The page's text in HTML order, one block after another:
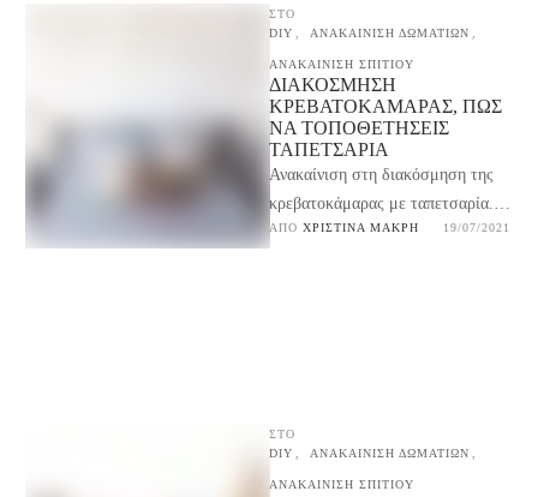
ΣΤΟ
DIY
ΑΝΑΚΑΙΝΙΣΗ ΔΩΜΑΤΙΩΝ
ΑΝΑΚΑΙΝΙΣΗ ΣΠΙΤΙΟΥ
ΔΙΑΚΌΣΜΗΣΗ
ΚΡΕΒΑΤΟΚΆΜΑΡΑΣ, ΠΩΣ
ΝΑ ΤΟΠΟΘΕΤΉΣΕΙΣ
ΤΑΠΕΤΣΑΡΊΑ
Ανακαίνιση στη διακόσμηση της
κρεβατοκάμαρας με ταπετσαρία.
Εργαλεία και οδηγίες βήμα-βήμα
ΑΠΌ ΧΡΙΣΤΊΝΑ ΜΑΚΡΉ 19/07/2021
ΣΤΟ
DIY
ΑΝΑΚΑΙΝΙΣΗ ΔΩΜΑΤΙΩΝ
ΑΝΑΚΑΙΝΙΣΗ ΣΠΙΤΙΟΥ